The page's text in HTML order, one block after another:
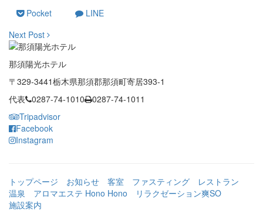
Pocket
LINE
Next Post
那須陽光ホテル
〒329-3441栃木県那須郡那須町寄居393-1
代表 0287-74-1010
0287-74-1011
Tripadvisor
Facebook
Instagram
トップページ お知らせ 客室 ファスティング
レストラン
温泉
アロマエステ Hono Hono
リラクゼーション爽SO
施設案内